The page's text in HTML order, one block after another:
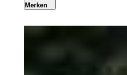
Merken